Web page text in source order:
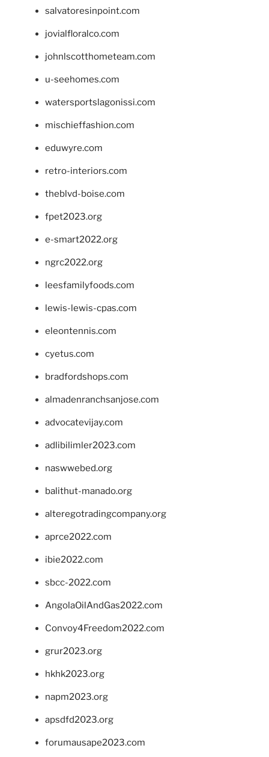
salvatoresinpoint.com
jovialfloralco.com
johnlscotthometeam.com
u-seehomes.com
watersportslagonissi.com
mischieffashion.com
eduwyre.com
retro-interiors.com
theblvd-boise.com
fpet2023.org
e-smart2022.org
ngrc2022.org
leesfamilyfoods.com
lewis-lewis-cpas.com
eleontennis.com
cyetus.com
bradfordshops.com
almadenranchsanjose.com
advocatevijay.com
adlibilimler2023.com
naswwebed.org
balithut-manado.org
alteregotradingcompany.org
aprce2022.com
ibie2022.com
sbcc-2022.com
AngolaOilAndGas2022.com
Convoy4Freedom2022.com
grur2023.org
hkhk2023.org
napm2023.org
apsdfd2023.org
forumausape2023.com